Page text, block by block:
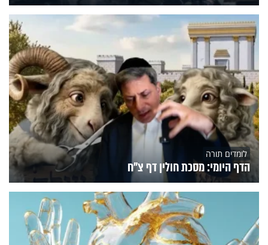
לומדים תורה
הדף היומי: מסכת חולין דף צ"ח